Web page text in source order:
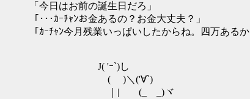
「今日はお前の誕生日だろ」
「･･･ｶｰﾁｬﾝお金あるの？お金大丈夫？」
「ｶｰﾁｬﾝ今月残業いっぱいしたからね。四万ある
J( 'ｰ`)し
( )＼('∀`)
｜| (_ _)ヾ